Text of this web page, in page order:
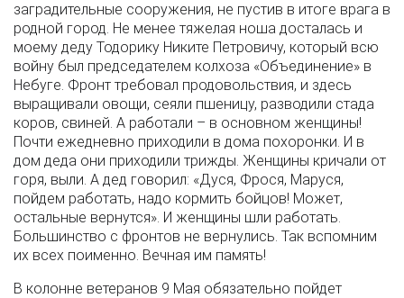
заградительные сооружения, не пустив в итоге врага в
родной город. Не менее тяжелая ноша досталась и
моему деду Тодорику Никите Петровичу, который всю
войну был председателем колхоза «Объединение» в
Небуге. Фронт требовал продовольствия, и здесь
выращивали овощи, сеяли пшеницу, разводили стада
коров, свиней. А работали – в основном женщины!
Почти ежедневно приходили в дома похоронки. И в
дом деда они приходили трижды. Женщины кричали от
горя, выли. А дед говорил: «Дуся, Фрося, Маруся,
пойдем работать, надо кормить бойцов! Может,
остальные вернутся». И женщины шли работать.
Большинство с фронтов не вернулись. Так вспомним
их всех поименно. Вечная им память!
В колонне ветеранов 9 Мая обязательно пойдет